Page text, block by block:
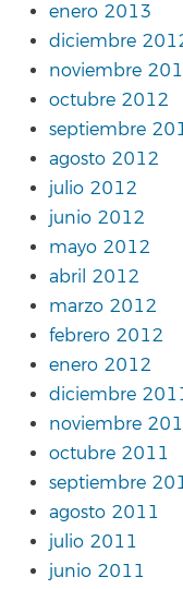
enero 2013
diciembre
noviembre
octubre 2012
septiembre
agosto 2012
julio 2012
junio 2012
mayo 2012
abril 2012
marzo 2012
febrero 2012
enero 2012
diciembre
noviembre
octubre 2011
septiembre
agosto 2011
julio 2011
junio 2011